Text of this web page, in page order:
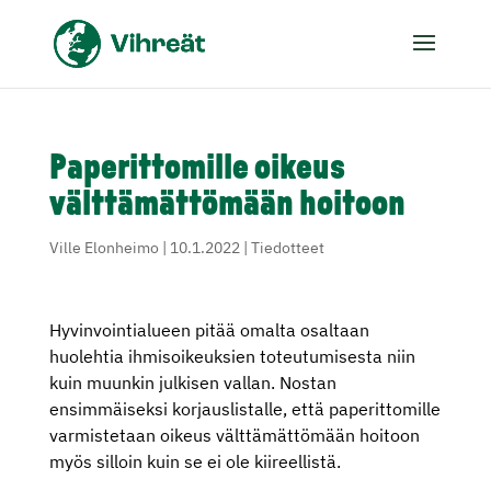
Paperittomille oikeus
välttämättömään hoitoon
Ville Elonheimo | 10.1.2022| Tiedotteet
Hyvinvointialueen pitää omalta osaltaan
huolehtia ihmisoikeuksien toteutumisesta niin
kuin muunkin julkisen vallan. Nostan
ensimmäiseksi korjauslistalle, että paperittomille
varmistetaan oikeus välttämättömään hoitoon
myös silloin kuin se ei ole kiireellistä.